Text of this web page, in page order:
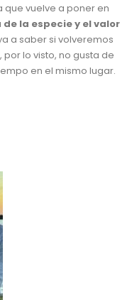
vuelve a poner en
la especie y el valor
a saber si volveremos
lo visto, no gusta de
en el mismo lugar.